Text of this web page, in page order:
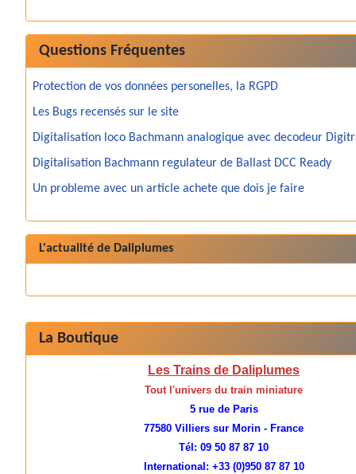
La Boutique
Les Trains de Daliplumes
Tout l'univers du train miniature
5 rue de Paris
77580 Villiers sur Morin - France
Tél: 09 50 87 87 10
International: +33 (0)950 87 87 10
Questions Fréquentes
Protection de vos données personelles, la RGPD
Les Bugs recensés sur le site
Digitalisation loco Bachmann analogique avec decodeur
Digitalisation Bachmann regulateur de Ballast DCC Ready
Un probleme avec un article achete que dois je faire
L'actualité de Daliplumes